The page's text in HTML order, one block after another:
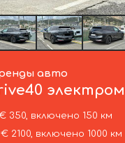
авто
350, включено 150 км
2100, включено 1000 км